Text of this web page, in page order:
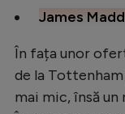
James
În fața unor
de la Tottenham
mai mic, însă